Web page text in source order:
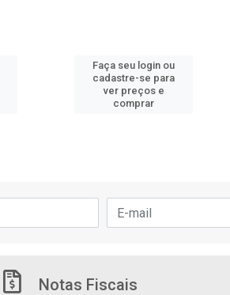
Faça seu login ou
cadastre-se para
ver preços e
comprar
Notas Fiscais